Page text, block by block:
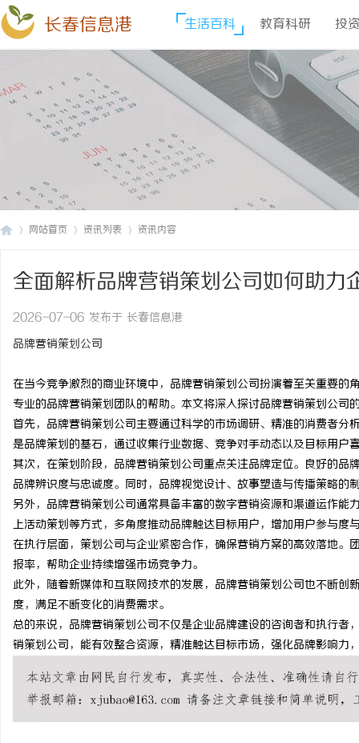
长春信息港 生活百科 教育科研 投
网站首页 资讯列表 资讯内容
全面解析品牌营销策划公司如何助力
2026-07-06 发布于 长春信息港
品牌营销策划公司
在当今竞争激烈的商业环境中，品牌营销策划公司扮演着至关重要
专业的品牌营销策划团队的帮助。本文将深入探讨品牌营销策划公司
首先，品牌营销策划公司主要通过科学的市场调研、精准的消费者
是品牌策划的基石，通过收集行业数据、竞争对手动态以及目标用户
其次，在策划阶段，品牌营销策划公司重点关注品牌定位。良好的
品牌辨识度与忠诚度。同时，品牌视觉设计、故事塑造与传播策略
另外，品牌营销策划公司通常具备丰富的数字营销资源和渠道运作
上活动策划等方式，多角度推动品牌触达目标用户，增加用户参与度
在执行层面，策划公司与企业紧密合作，确保营销方案的高效落地
报率，帮助企业持续增强市场竞争力。
此外，随着新媒体和互联网技术的发展，品牌营销策划公司也不断
度，满足不断变化的消费需求。
总的来说，品牌营销策划公司不仅是企业品牌建设的咨询者和执行
销策划公司，能有效整合资源，精准触达目标市场，强化品牌影响力